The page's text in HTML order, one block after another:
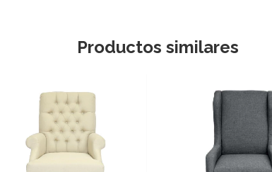
Productos similares